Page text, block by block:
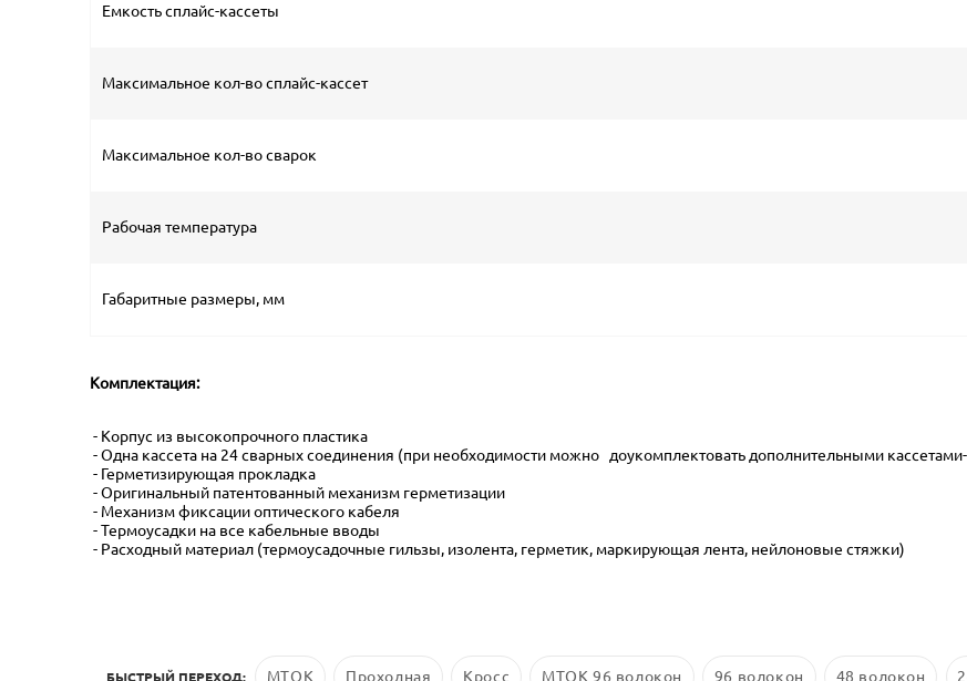
Емкость сплайс-кассеты
Максимальное кол-во сплайс-кассет
Максимальное кол-во сварок
Рабочая температура
Габаритные размеры, мм
Комплектация:
- Корпус из высокопрочного пластика
- Одна кассета на 24 сварных соединения (при необходимости можно доукомплектовать дополнительными
- Герметизирующая прокладка
- Оригинальный патентованный механизм герметизации
- Механизм фиксации оптического кабеля
- Термоусадки на все кабельные вводы
- Расходный материал (термоусадочные гильзы, изолента, герметик, маркирующая лента, нейлоновые стяжки)
БЫСТРЫЙ ПЕРЕХОД: МТОК Проходная Кросс МТОК 96 волокон 96 волокон 48 волокон